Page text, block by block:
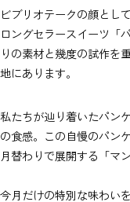
ビブリオテークの顔とし
ロングセラースイーツ「
りの素材と幾度の試作を
地にあります。
私たちが辿り着いたパン
の食感。この自慢のパン
月替わりで展開する「マ
今月だけの特別な味わい